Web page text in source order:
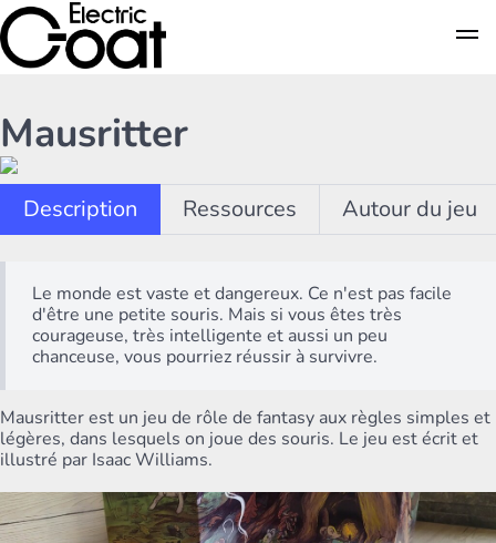
Mausritter
Description Ressources Autour du jeu
Le monde est vaste et dangereux. Ce n'est pas facile
d'être une petite souris. Mais si vous êtes très
courageuse, très intelligente et aussi un peu
chanceuse, vous pourriez réussir à survivre.
Mausritter est un jeu de rôle de fantasy aux règles simples et
légères, dans lesquels on joue des souris. Le jeu est écrit et
illustré par Isaac Williams.